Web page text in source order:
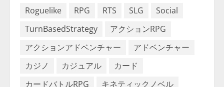
Roguelike
RPG RTS SLG
Social
TurnBasedStrategy
アクションRPG
アクションアドベンチャー
アドベンチャー
カジノ
カジュアル
カード
カードバトルRPG
キネティックノベル